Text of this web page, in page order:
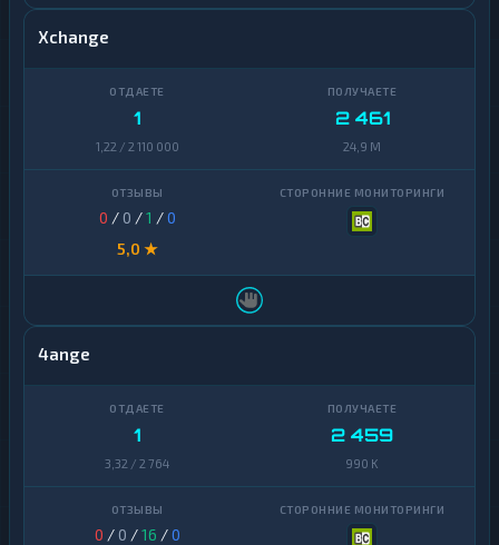
Xchange
1
1,22 / 2 110 000
2 461
24,9 M
0 / 0 /1 /0
5,0 ★
4ange
1
3,32 / 2 764
2 459
990 K
0 / 0 /16 /0